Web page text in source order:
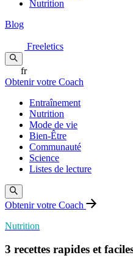
Nutrition
Blog
Freeletics
fr
Obtenir votre Coach
Entraînement
Nutrition
Mode de vie
Bien-Être
Communauté
Science
Listes de lecture
Obtenir votre Coach
Nutrition
3 recettes rapides et